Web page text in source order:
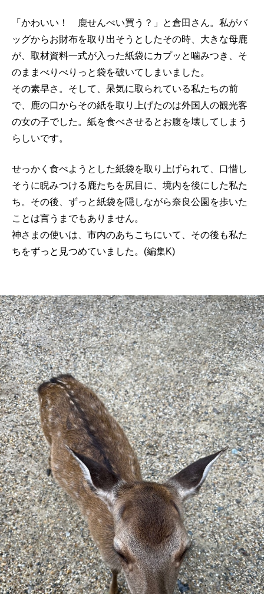
「かわいい！ 鹿せんべい買う？」と倉田さん。 私がバ
ッグからお財布を取り出そうとしたその時、大きな母鹿
が、 取材資料一式が入った紙袋にカプッと噛みつき、 そ
のままべりべりっと袋を破いてしまいました。
その素早さ。 そして、呆気に取られている私たちの前
で、
鹿の口からその紙を取り上げたのは外国人の観光客
の女の子でした 。紙を食べさせるとお腹を壊してしまう
らしいです。
せっかく食べようとした紙袋を取り上げられて、 口惜し
そうに睨みつける鹿たちを尻目に、境内を後にした私た
ち。 その後、 ずっと紙袋を隠しながら奈良公園を歩いた
ことは言うまでもありま せん。
神さまの使いは、市内のあちこちにいて、 その後も私た
ちをずっと見つめていました。(編集K)